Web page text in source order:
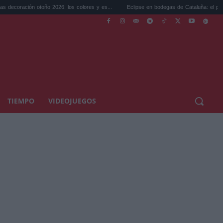
2026: los colores y es... Eclipse en bodegas de Cataluña: el plan perfecto p...
TIEMPO VIDEOJUEGOS